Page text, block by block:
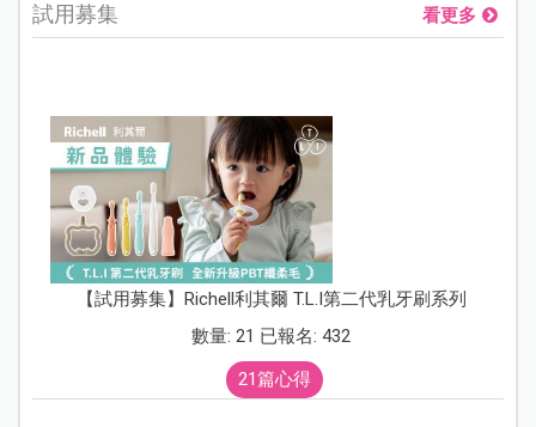
試用募集 看更多
【試用募集】Richell利其爾 T.L.I第二代乳牙刷系列
數量: 21 已報名: 432
21篇心得